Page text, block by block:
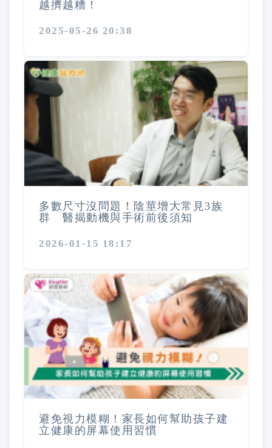
越擠越糟！
2025-05-26 20:38
多數尺寸沒問題！陰莖增大常見3族
群 醫揭動機與手術前後須知
2026-01-15 18:17
避免視力模糊！家長如何幫助孩子建
立健康的屏幕使用習慣